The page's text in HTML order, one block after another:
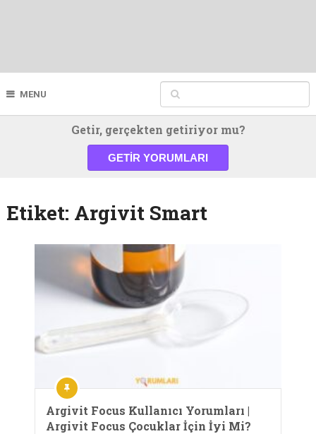
MENU
Getir, gerçekten getiriyor mu?
GETIR YORUMLARI
Etiket: Argivit Smart
Argivit Focus Kullanıcı Yorumları |
Argivit Focus Çocuklar İçin İyi Mi?